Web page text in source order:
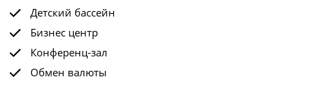
Детский бассейн
Бизнес центр
Конференц-зал
Обмен валюты